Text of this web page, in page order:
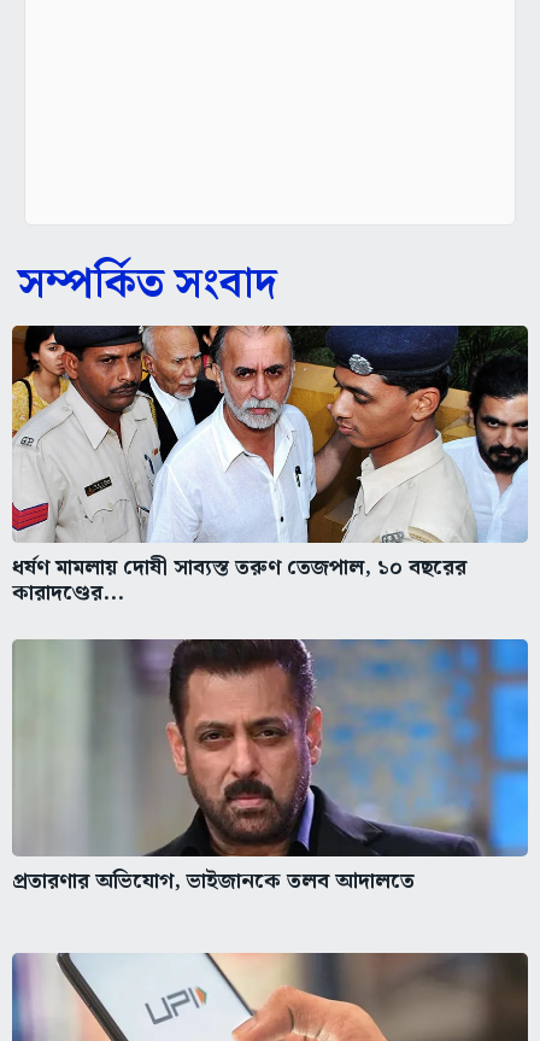
সম্পর্কিত সংবাদ
ধর্ষণ মামলায় দোষী সাব্যস্ত তরুণ তেজপাল, ১০ বছরের
কারাদণ্ডের...
প্রতারণার অভিযোগ, ভাইজানকে তলব আদালতে